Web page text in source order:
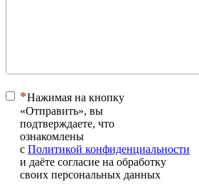
Нажимая на кнопку
«Отправить», вы
подтверждаете, что
ознакомлены
с Политикой конфиденциальности
и даёте согласие на обработку
своих персональных данных